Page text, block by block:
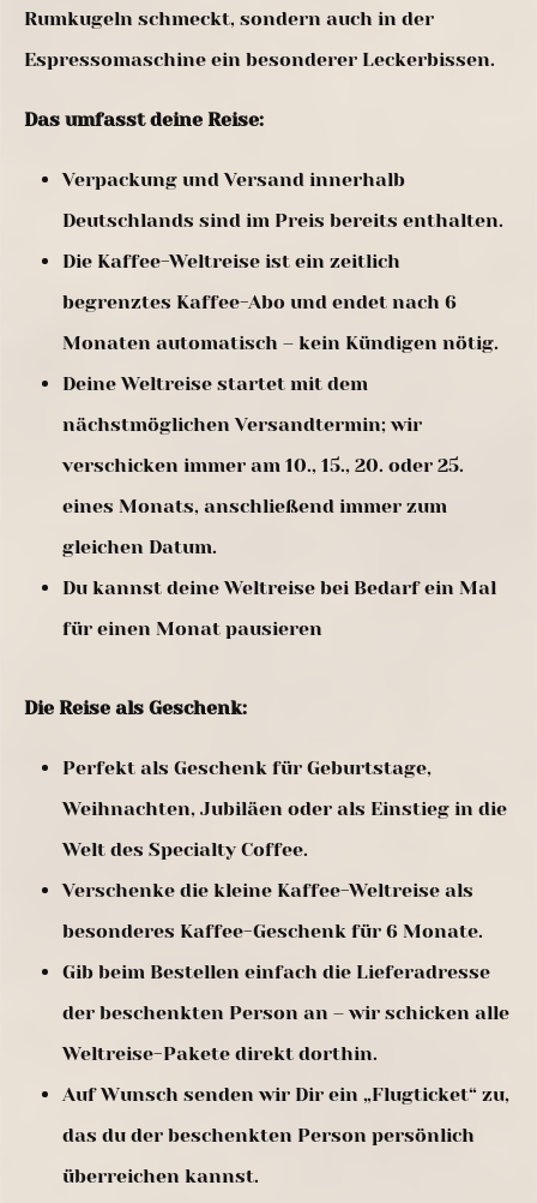
Rumkugeln schmeckt, sondern auch in der
Espressomaschine ein besonderer Leckerbissen.
Das umfasst deine Reise:
Verpackung und Versand innerhalb
Deutschlands sind im Preis bereits enthalten.
Die Kaffee-Weltreise ist ein zeitlich
begrenztes Kaffee-Abo und endet nach 6
Monaten automatisch – kein Kündigen nötig.
Deine Weltreise startet mit dem
nächstmöglichen Versandtermin; wir
verschicken immer am 10., 15., 20. oder 25.
eines Monats, anschließend immer zum
gleichen Datum.
Du kannst deine Weltreise bei Bedarf ein Mal
für einen Monat pausieren
Die Reise als Geschenk:
Perfekt als Geschenk für Geburtstage,
Weihnachten, Jubiläen oder als Einstieg in die
Welt des Specialty Coffee.
Verschenke die kleine Kaffee-Weltreise als
besonderes Kaffee-Geschenk für 6 Monate.
Gib beim Bestellen einfach die Lieferadresse
der beschenkten Person an – wir schicken alle
Weltreise-Pakete direkt dorthin.
Auf Wunsch senden wir Dir ein „Flugticket“ zu,
das du der beschenkten Person persönlich
überreichen kannst.